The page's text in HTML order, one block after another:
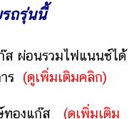
รถรุ่นนี้
ส ผ่อนรวมไฟแนนซ์ได้
ร (ดูเพิ่มเติมคลิก)
ทองแก๊ส
(ดูเพิ่มเติม